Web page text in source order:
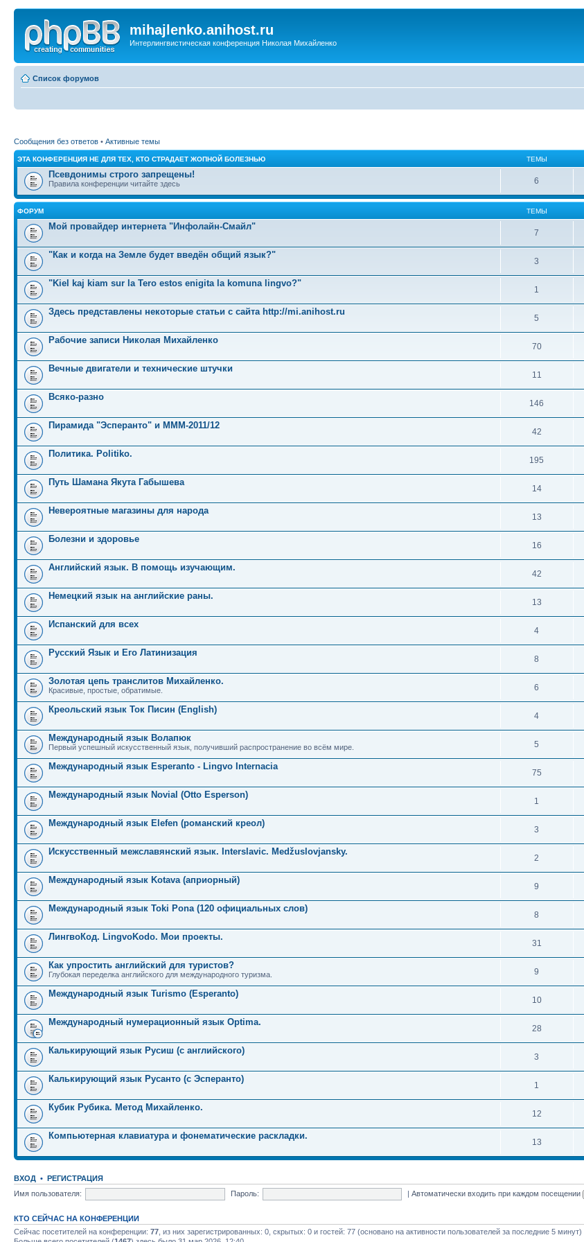
mihajlenko.anihost.ru
Интерлингвистическая конференция Николая Михайленко
Список форумов
Сообщения без ответов • Активные темы
ЭТА КОНФЕРЕНЦИЯ НЕ ДЛЯ ТЕХ, КТО СТРАДАЕТ ЖОПНОЙ БОЛЕЗНЬЮ ТЕМЫ
Псевдонимы строго запрещены!
Правила конференции читайте здесь 6
ФОРУМ ТЕМЫ
Мой провайдер интернета "Инфолайн-Смайл"
7
"Как и когда на Земле будет введён общий язык?"
3
"Kiel kaj kiam sur la Tero estos enigita la komuna lingvo?"
1
Здесь представлены некоторые статьи с сайта http://mi.anihost.ru
5
Рабочие записи Николая Михайленко
70
Вечные двигатели и технические штучки
11
Всяко-разно
146
Пирамида "Эсперанто" и MMM-2011/12
42
Политика. Politiko.
195
Путь Шамана Якута Габышева
14
Невероятные магазины для народа
13
Болезни и здоровье
16
Английский язык. В помощь изучающим.
42
Немецкий язык на английские раны.
13
Испанский для всех
4
Русский Язык и Его Латинизация
8
Золотая цепь транслитов Михайленко.
Красивые, простые, обратимые. 6
Креольский язык Ток Писин (English)
4
Международный язык Волапюк
Первый успешный искусственный язык, получивший распространение во всём мире. 5
Международный язык Esperanto - Lingvo Internacia
75
Международный язык Novial (Otto Esperson)
1
Международный язык Elefen (романский креол)
3
Искусственный межславянский язык. Interslavic. Medžuslovjansky.
2
Международный язык Kotava (априорный)
9
Международный язык Toki Pona (120 официальных слов)
8
ЛингвоКод. LingvoKodo. Мои проекты.
31
Как упростить английский для туристов?
Глубокая переделка английского для международного туризма. 9
Международный язык Turismo (Esperanto)
10
Международный нумерационный язык Optima.
28
Калькирующий язык Русиш (с английского)
3
Калькирующий язык Русанто (с Эсперанто)
1
Кубик Рубика. Метод Михайленко.
12
Компьютерная клавиатура и фонематические раскладки.
13
ВХОД • РЕГИСТРАЦИЯ
Имя пользователя:
Пароль: |Автоматически входить при каждом посещении
КТО СЕЙЧАС НА КОНФЕРЕНЦИИ
Сейчас посетителей на конференции: 77 , из них зарегистрированных: 0, скрытых: 0 и гостей: 77 (основано на активности пользователей за последние 5 минут)